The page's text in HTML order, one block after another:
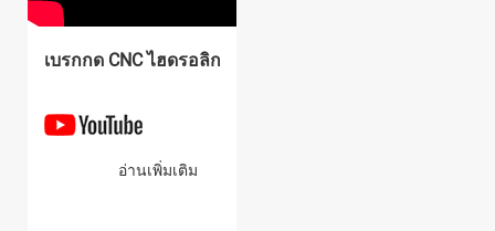
เบรกกด CNC ไฮดรอลิกไฟฟ้า
อ่านเพิ่มเติม